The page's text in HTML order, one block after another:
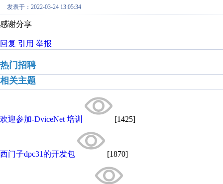
发表于：2022-03-24 13:05:34
感谢分享
回复 引用 举报
热门招聘
相关主题
欢迎参加-DviceNet 培训 [1425]
西门子dpc31的开发包 [1870]